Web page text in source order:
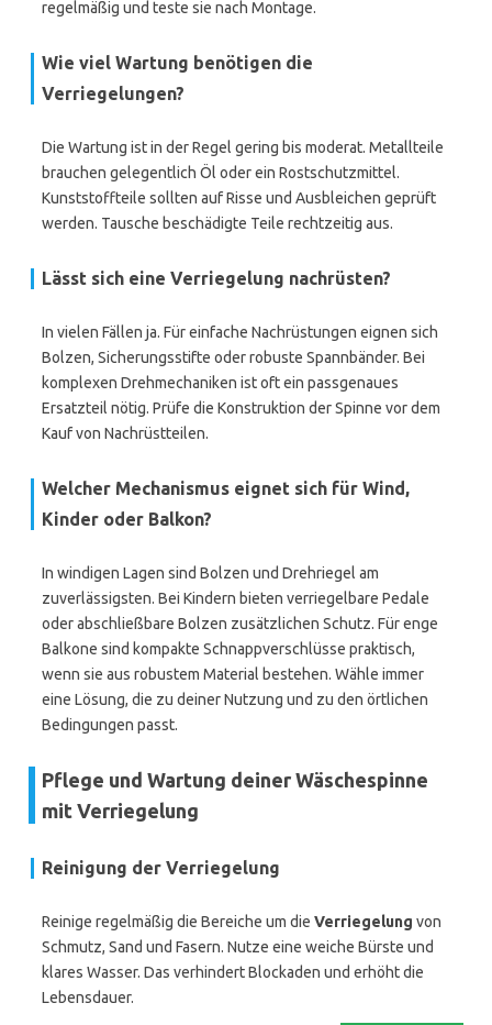
regelmäßig und teste sie nach Montage.
Wie viel Wartung benötigen die
Verriegelungen?
Die Wartung ist in der Regel gering bis moderat. Metallteile
brauchen gelegentlich Öl oder ein Rostschutzmittel.
Kunststoffteile sollten auf Risse und Ausbleichen geprüft
werden. Tausche beschädigte Teile rechtzeitig aus.
Lässt sich eine Verriegelung nachrüsten?
In vielen Fällen ja. Für einfache Nachrüstungen eignen sich
Bolzen, Sicherungsstifte oder robuste Spannbänder. Bei
komplexen Drehmechaniken ist oft ein passgenaues
Ersatzteil nötig. Prüfe die Konstruktion der Spinne vor dem
Kauf von Nachrüstteilen.
Welcher Mechanismus eignet sich für Wind,
Kinder oder Balkon?
In windigen Lagen sind Bolzen und Drehriegel am
zuverlässigsten. Bei Kindern bieten verriegelbare Pedale
oder abschließbare Bolzen zusätzlichen Schutz. Für enge
Balkone sind kompakte Schnappverschlüsse praktisch,
wenn sie aus robustem Material bestehen. Wähle immer
eine Lösung, die zu deiner Nutzung und zu den örtlichen
Bedingungen passt.
Pflege und Wartung deiner Wäschespinne
mit Verriegelung
Reinigung der Verriegelung
Reinige regelmäßig die Bereiche um die Verriegelung von
Schmutz, Sand und Fasern. Nutze eine weiche Bürste und
klares Wasser. Das verhindert Blockaden und erhöht die
Lebensdauer.